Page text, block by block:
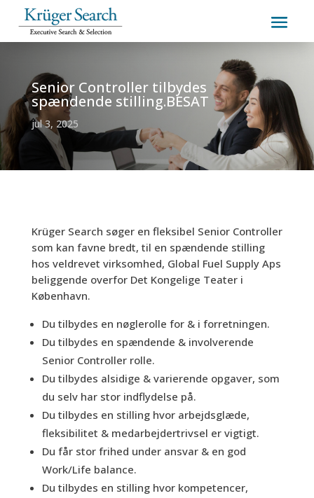
Senior Controller tilbydes
spændende stilling.BESAT
jul 3, 2025
Krüger Search søger en fleksibel Senior Controller
som kan favne bredt, til en spændende stilling
hos veldrevet virksomhed, Global Fuel Supply Aps
beliggende overfor Det Kongelige Teater i
København.
Du tilbydes en nøglerolle for & i forretningen.
Du tilbydes en spændende & involverende
Senior Controller rolle.
Du tilbydes alsidige & varierende opgaver, som
du selv har stor indflydelse på.
Du tilbydes en stilling hvor arbejdsglæde,
fleksibilitet & medarbejdertrivsel er vigtigt.
Du får stor frihed under ansvar & en god
Work/Life balance.
Du tilbydes en stilling hvor kompetencer,